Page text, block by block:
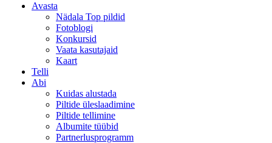
Avasta
Nädala Top pildid
Fotoblogi
Konkursid
Vaata kasutajaid
Kaart
Telli
Abi
Kuidas alustada
Piltide üleslaadimine
Piltide tellimine
Albumite tüübid
Partnerlusprogramm